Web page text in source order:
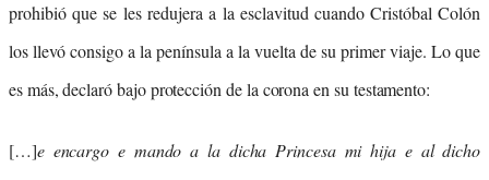
prohibió que se les redujera a la esclavitud cuando Cristóbal Colón
los llevó consigo a la península a la vuelta de su primer viaje. Lo que
es más, declaró bajo protección de la corona en su testamento:
[…]e encargo e mando a la dicha Princesa mi hija e al dicho